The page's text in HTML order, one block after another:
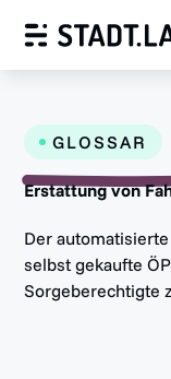
GLOSSAR
Erstattung von
Der
selbst gekaufte
Sorgeberechtigte